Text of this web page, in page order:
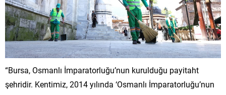
“Bursa, Osmanlı İmparatorluğu’nun kurulduğu payitaht
şehridir. Kentimiz, 2014 yılında ‘Osmanlı İmparatorluğu’nun